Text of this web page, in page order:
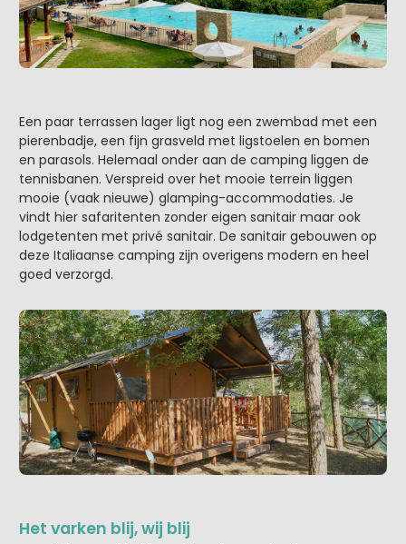
Een paar terrassen lager ligt nog een zwembad met een
pierenbadje, een fijn grasveld met ligstoelen en bomen
en parasols. Helemaal onder aan de camping liggen de
tennisbanen. Verspreid over het mooie terrein liggen
mooie (vaak nieuwe) glamping-accommodaties. Je
vindt hier safaritenten zonder eigen sanitair maar ook
lodgetenten met privé sanitair. De sanitair gebouwen op
deze Italiaanse camping zijn overigens modern en heel
goed verzorgd.
Het varken blij, wij blij